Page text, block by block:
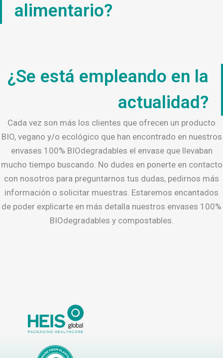
alimentario?
¿Se está empleando en la
actualidad?
Cada vez son más los clientes que ofrecen un producto
BIO, vegano y/o ecológico que han encontrado en nuestros
envases 100% BIOdegradables el envase que llevaban
mucho tiempo buscando. No dudes en ponerte en contacto
con nosotros para preguntarnos tus dudas, pedirnos más
información o solicitar muestras. Estaremos encantados
de poder explicarte en más detalla nuestros envases 100%
BIOdegradables y compostables.